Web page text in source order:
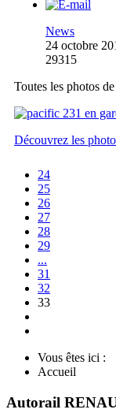
News
24 octobre
29315
Toutes les photos
Découvrez les
24
25
26
27
28
29
...
31
32
33
Vous êtes ici :
Accueil
Autorail